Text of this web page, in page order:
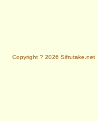
Copyright ? 2026 Sifrutake.net